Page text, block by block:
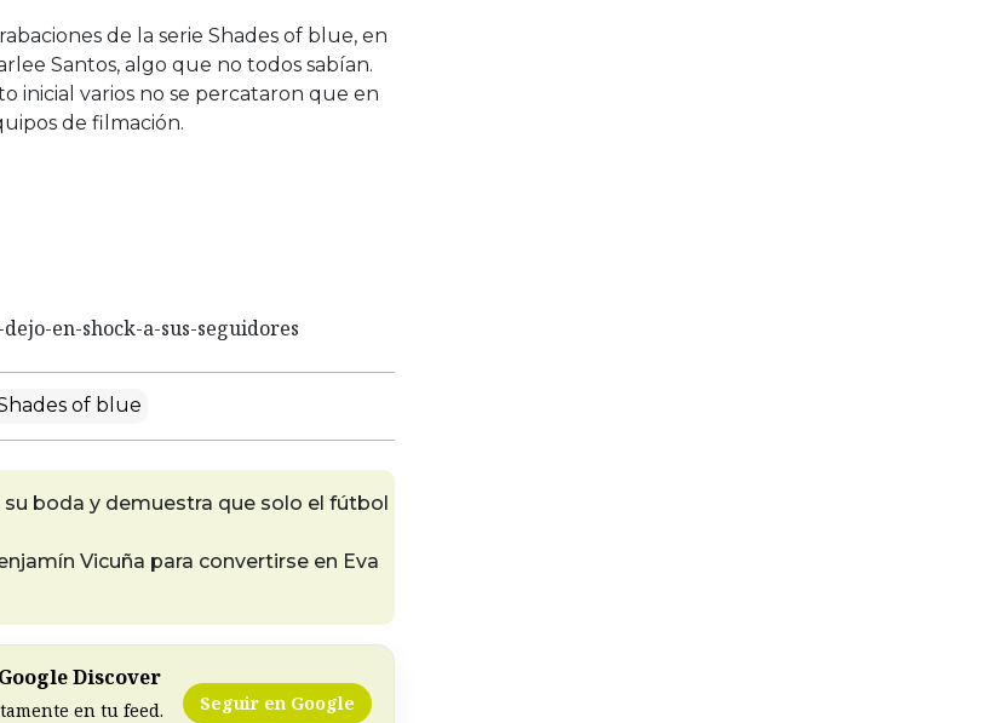
de la serie Shades of blue, en
Santos, algo que no todos sabían.
inicial varios no se percataron que en
de filmación.
en-shock-a-sus-seguidores
of blue
boda y demuestra que solo el fútbol
Vicuña para convertirse en Eva
Discover
en tu feed. Seguir en Google